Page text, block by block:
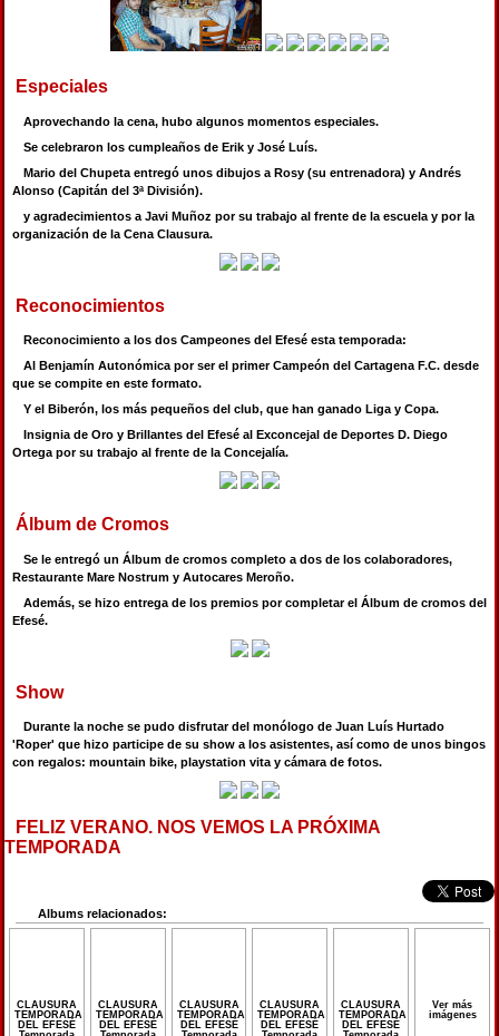
Especiales
Aprovechando la cena, hubo algunos momentos especiales.
Se celebraron los cumpleaños de Erik y José Luís.
Mario del Chupeta entregó unos dibujos a Rosy (su entrenadora) y Andrés
Alonso (Capitán del 3ª División).
y agradecimientos a Javi Muñoz por su trabajo al frente de la escuela y por la
organización de la Cena Clausura.
Reconocimientos
Reconocimiento a los dos Campeones del Efesé esta temporada:
Al Benjamín Autonómica por ser el primer Campeón del Cartagena F.C. desde
que se compite en este formato.
Y el Biberón, los más pequeños del club, que han ganado Liga y Copa.
Insignia de Oro y Brillantes del Efesé al Exconcejal de Deportes D. Diego
Ortega por su trabajo al frente de la Concejalía.
Álbum de Cromos
Se le entregó un Álbum de cromos completo a dos de los colaboradores,
Restaurante Mare Nostrum y Autocares Meroño.
Además, se hizo entrega de los premios por completar el Álbum de cromos del
Efesé.
Show
Durante la noche se pudo disfrutar del monólogo de Juan Luís Hurtado
'Roper' que hizo participe de su show a los asistentes, así como de unos bingos
con regalos: mountain bike, playstation vita y cámara de fotos.
FELIZ VERANO. NOS VEMOS LA PRÓXIMA
TEMPORADA
Albums relacionados:
CLAUSURA
TEMPORADA
DEL EFESÉ
CLAUSURA
TEMPORADA
DEL EFESÉ
CLAUSURA
TEMPORADA
DEL EFESÉ
CLAUSURA
TEMPORADA
DEL EFESÉ
CLAUSURA
TEMPORADA
DEL EFESÉ
Ver más
imágenes